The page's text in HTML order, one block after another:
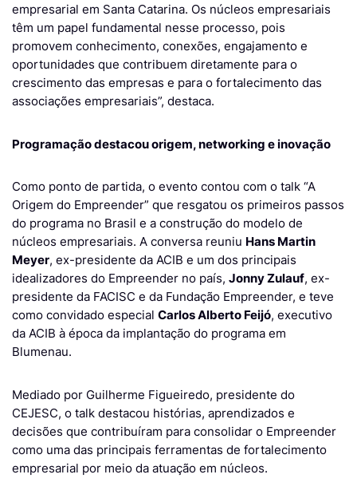
empresarial em Santa Catarina. Os núcleos empresariais
têm um papel fundamental nesse processo, pois
promovem conhecimento, conexões, engajamento e
oportunidades que contribuem diretamente para o
crescimento das empresas e para o fortalecimento das
associações empresariais”, destaca.
Programação destacou origem, networking e inovação
Como ponto de partida, o evento contou com o talk “A
Origem do Empreender” que resgatou os primeiros passos
do programa no Brasil e a construção do modelo de
núcleos empresariais. A conversa reuniu Hans Martin
Meyer, ex-presidente da ACIB e um dos principais
idealizadores do Empreender no país, Jonny Zulauf, ex-
presidente da FACISC e da Fundação Empreender, e teve
como convidado especial Carlos Alberto Feijó, executivo
da ACIB à época da implantação do programa em
Blumenau.
Mediado por Guilherme Figueiredo, presidente do
CEJESC, o talk destacou histórias, aprendizados e
decisões que contribuíram para consolidar o Empreender
como uma das principais ferramentas de fortalecimento
empresarial por meio da atuação em núcleos.